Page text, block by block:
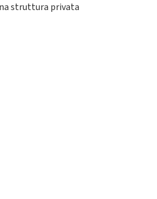
struttura privata